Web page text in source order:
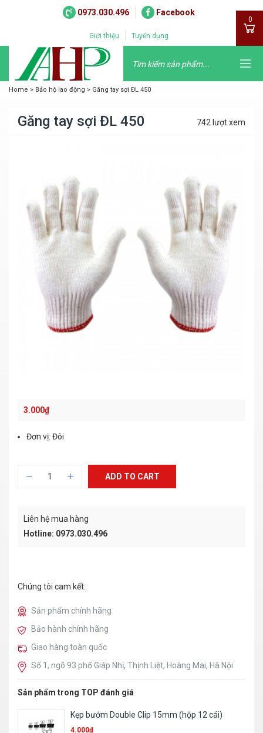
0973.030.496 Facebook
Giới thiệu Tuyển dụng
0
Home > Bảo hộ lao động > Găng tay sợi ĐL 450
Găng tay sợi ĐL 450 742 lượt xem
3.000₫
Đơn vị: Đôi
ADD TO CART
Liên hệ mua hàng
Hotline: 0973.030.496
Chúng tôi cam kết:
Sản phẩm chính hãng
Bảo hành chính hãng
Giao hàng toàn quốc
Số 1, ngõ 93 phố Giáp Nhị, Thịnh Liệt, Hoàng Mai, Hà Nội
Sản phẩm trong TOP đánh giá
Giấy ép Plastic A3 – Mỏng
95.500